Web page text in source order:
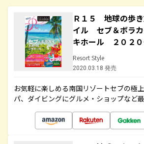
Ｒ１５ 地球の歩
イル セブ＆ボラ
キホール ２０２０
Resort Style
2020.03.18 発売
お気軽に楽しめる南国リゾートセブの極
パ、ダイビングにグルメ・ショップなど